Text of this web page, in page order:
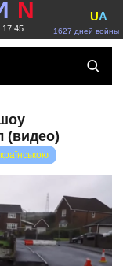
N
17:45 1627 дней войны
UA
(видео)